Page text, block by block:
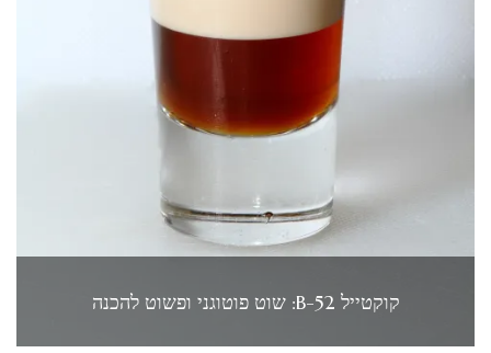
קוקטייל B-52: שוט פוטוגני ופשוט להכנה